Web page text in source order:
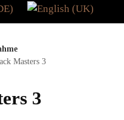
Masters 3
3